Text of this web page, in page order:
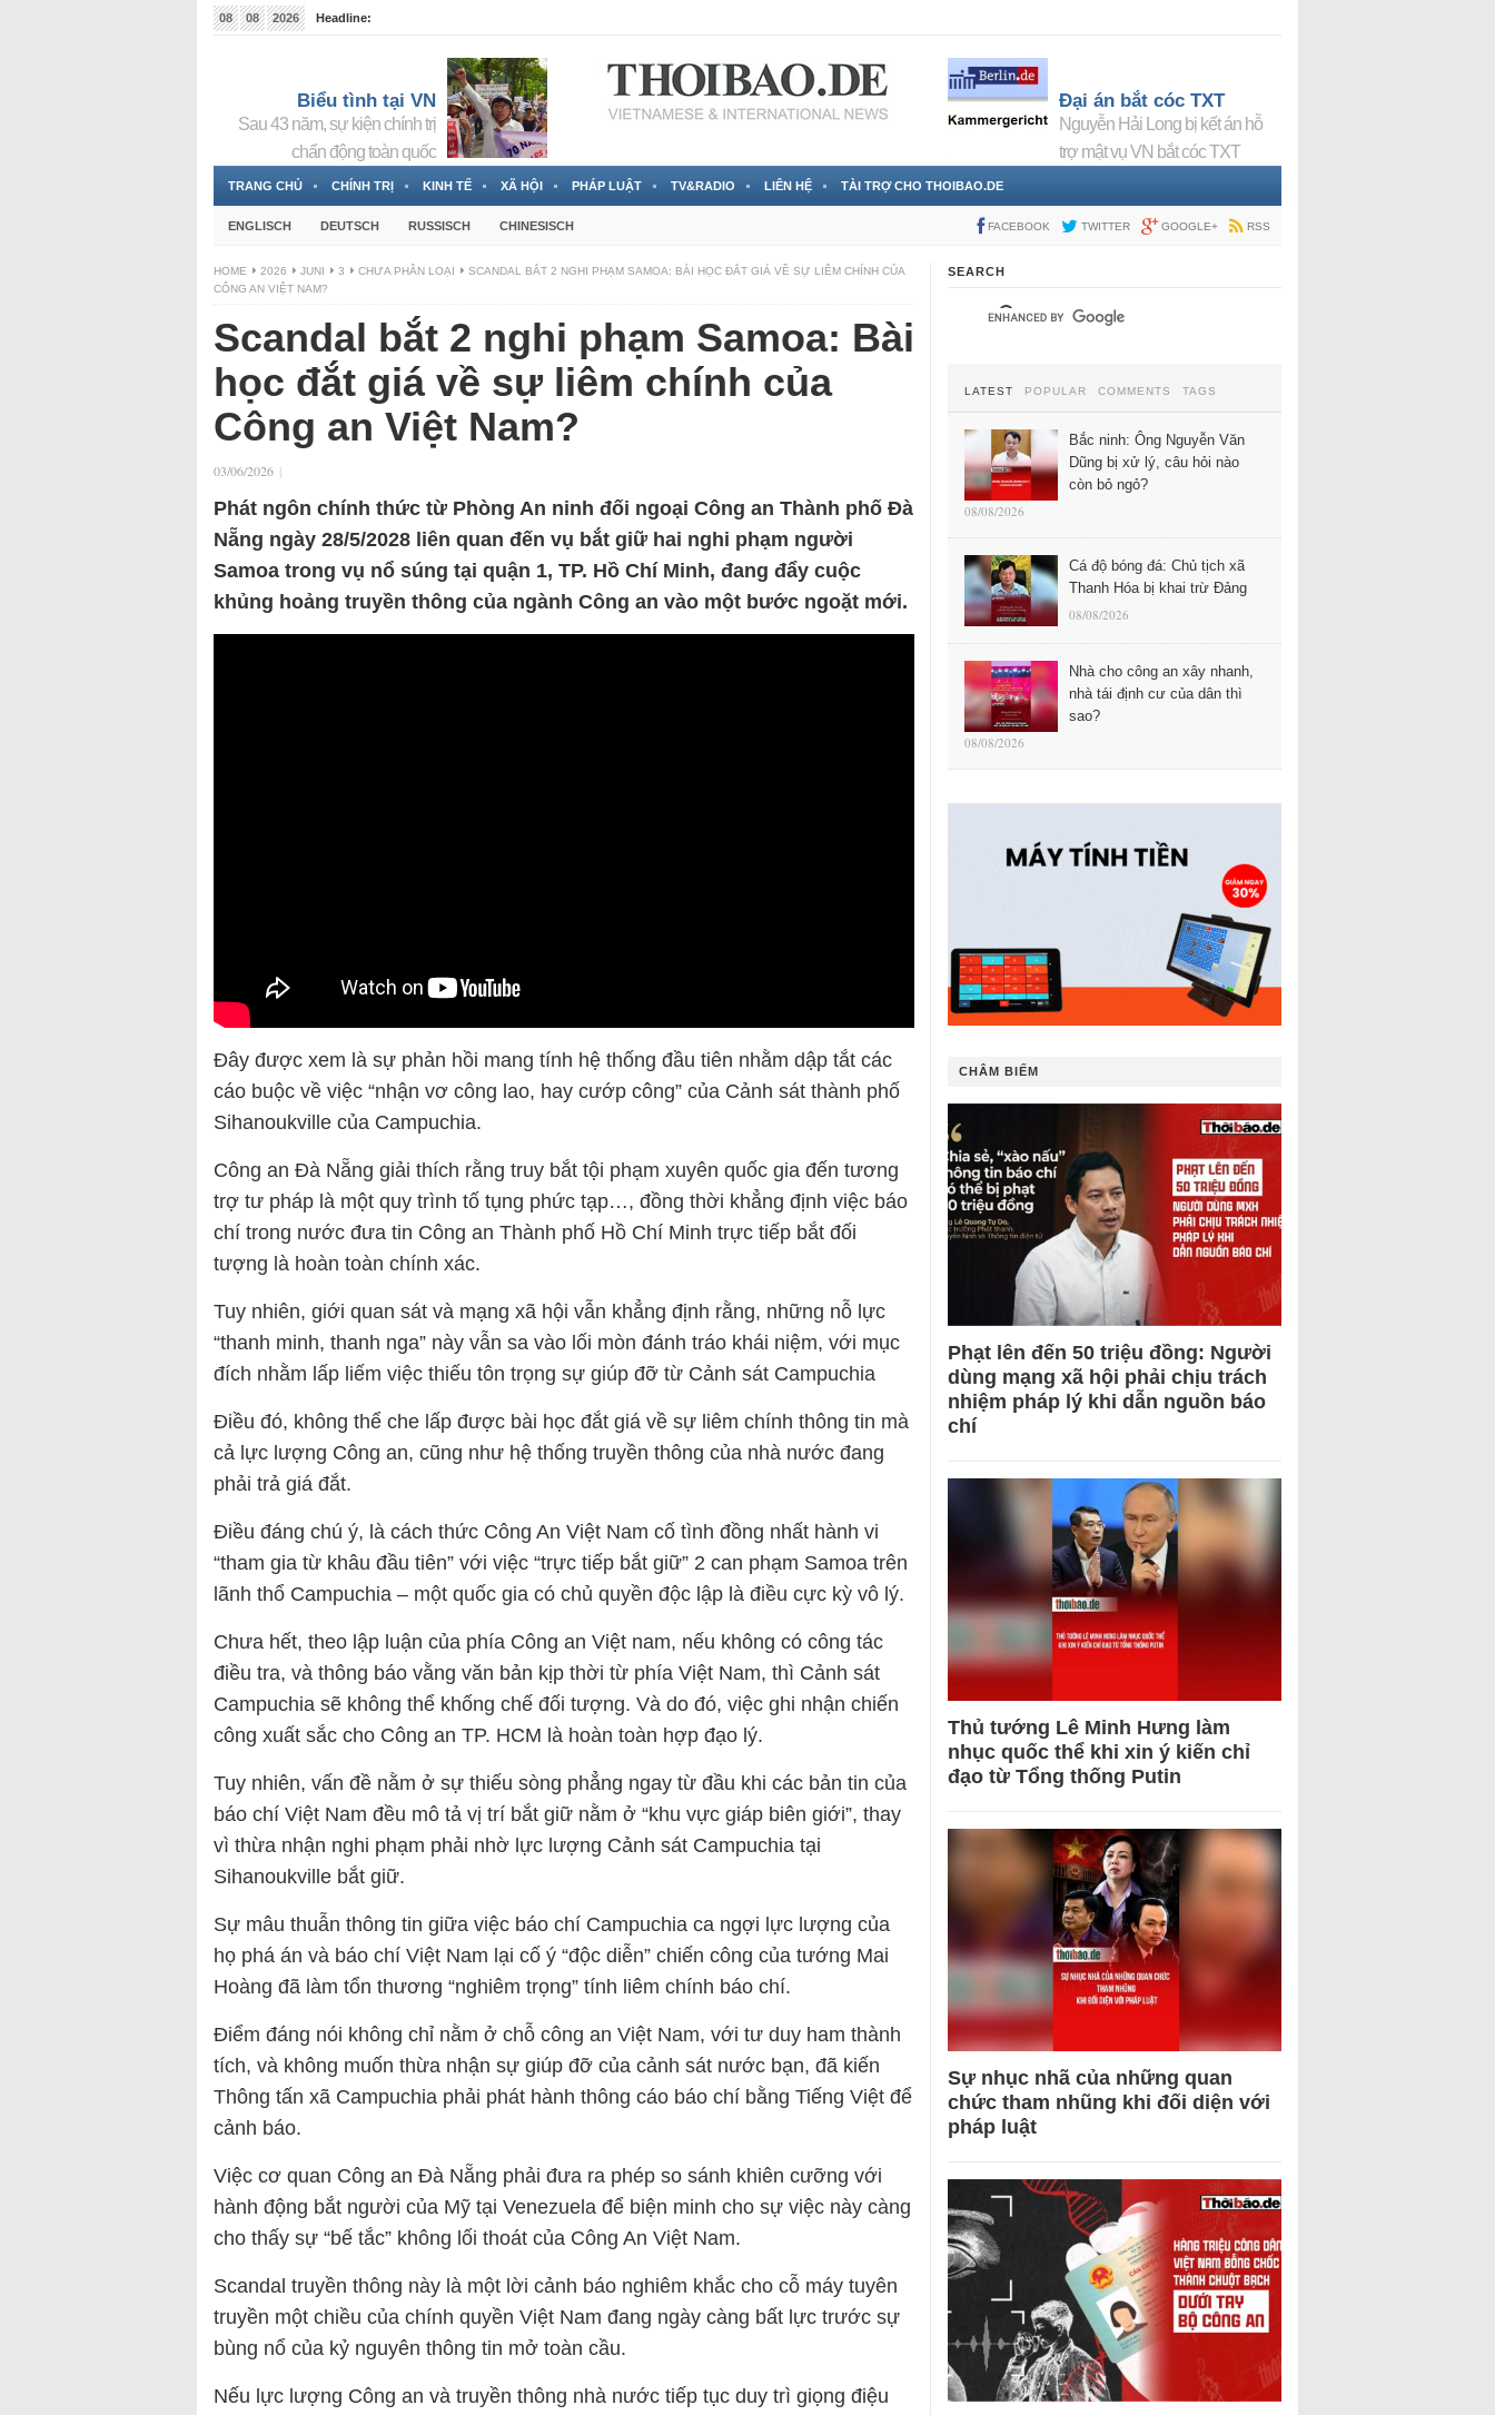
08 08 2026
Headline:
Biểu tình tại VN
Sau 43 năm, sự kiện chính trị
chấn động toàn quốc
Đại án bắt cóc TXT
Nguyễn Hải Long bị kết án hỗ
trợ mật vụ VN bắt cóc TXT
TRANG CHỦ CHÍNH TRỊ KINH TẾ XÃ HỘI PHÁP LUẬT TV&RADIO LIÊN HỆ TÀI TRỢ CHO THOIBAO.DE
ENGLISCH DEUTSCH RUSSISCH CHINESISCH FACEBOOK TWITTER GOOGLE+ RSS
HOME 2026 JUNI 3 CHƯA PHÂN LOẠI
SCANDAL BẮT 2 NGHI PHẠM SAMOA: BÀI HỌC ĐẮT GIÁ VỀ SỰ LIÊM CHÍNH CỦA
CÔNG AN VIỆT NAM?
Scandal bắt 2 nghi phạm Samoa: Bài
học đắt giá về sự liêm chính của
Công an Việt Nam?
03/06/2026 |
Phát ngôn chính thức từ Phòng An ninh đối ngoại Công an Thành phố Đà
Nẵng ngày 28/5/2028 liên quan đến vụ bắt giữ hai nghi phạm người
Samoa trong vụ nổ súng tại quận 1, TP. Hồ Chí Minh, đang đẩy cuộc
khủng hoảng truyền thông của ngành Công an vào một bước ngoặt mới.
Đây được xem là sự phản hồi mang tính hệ thống đầu tiên nhằm dập tắt các
cáo buộc về việc “nhận vơ công lao, hay cướp công” của Cảnh sát thành phố
Sihanoukville của Campuchia.
Công an Đà Nẵng giải thích rằng truy bắt tội phạm xuyên quốc gia đến tương
trợ tư pháp là một quy trình tố tụng phức tạp…, đồng thời khẳng định việc báo
chí trong nước đưa tin Công an Thành phố Hồ Chí Minh trực tiếp bắt đối
tượng là hoàn toàn chính xác.
Tuy nhiên, giới quan sát và mạng xã hội vẫn khẳng định rằng, những nỗ lực
“thanh minh, thanh nga” này vẫn sa vào lối mòn đánh tráo khái niệm, với mục
đích nhằm lấp liếm việc thiếu tôn trọng sự giúp đỡ từ Cảnh sát Campuchia
Điều đó, không thể che lấp được bài học đắt giá về sự liêm chính thông tin mà
cả lực lượng Công an, cũng như hệ thống truyền thông của nhà nước đang
phải trả giá đắt.
Điều đáng chú ý, là cách thức Công An Việt Nam cố tình đồng nhất hành vi
“tham gia từ khâu đầu tiên” với việc “trực tiếp bắt giữ” 2 can phạm Samoa trên
lãnh thổ Campuchia – một quốc gia có chủ quyền độc lập là điều cực kỳ vô lý.
Chưa hết, theo lập luận của phía Công an Việt nam, nếu không có công tác
điều tra, và thông báo vằng văn bản kịp thời từ phía Việt Nam, thì Cảnh sát
Campuchia sẽ không thể khống chế đối tượng. Và do đó, việc ghi nhận chiến
công xuất sắc cho Công an TP. HCM là hoàn toàn hợp đạo lý.
Tuy nhiên, vấn đề nằm ở sự thiếu sòng phẳng ngay từ đầu khi các bản tin của
báo chí Việt Nam đều mô tả vị trí bắt giữ nằm ở “khu vực giáp biên giới”, thay
vì thừa nhận nghi phạm phải nhờ lực lượng Cảnh sát Campuchia tại
Sihanoukville bắt giữ.
Sự mâu thuẫn thông tin giữa việc báo chí Campuchia ca ngợi lực lượng của
họ phá án và báo chí Việt Nam lại cố ý “độc diễn” chiến công của tướng Mai
Hoàng đã làm tổn thương “nghiêm trọng” tính liêm chính báo chí.
Điểm đáng nói không chỉ nằm ở chỗ công an Việt Nam, với tư duy ham thành
tích, và không muốn thừa nhận sự giúp đỡ của cảnh sát nước bạn, đã kiến
Thông tấn xã Campuchia phải phát hành thông cáo báo chí bằng Tiếng Việt để
cảnh báo.
Việc cơ quan Công an Đà Nẵng phải đưa ra phép so sánh khiên cưỡng với
hành động bắt người của Mỹ tại Venezuela để biện minh cho sự việc này càng
cho thấy sự “bế tắc” không lối thoát của Công An Việt Nam.
Scandal truyền thông này là một lời cảnh báo nghiêm khắc cho cỗ máy tuyên
truyền một chiều của chính quyền Việt Nam đang ngày càng bất lực trước sự
bùng nổ của kỷ nguyên thông tin mở toàn cầu.
Nếu lực lượng Công an và truyền thông nhà nước tiếp tục duy trì giọng điệu
SEARCH
LATEST POPULAR COMMENTS TAGS
Bắc ninh: Ông Nguyễn Văn
Dũng bị xử lý, câu hỏi nào
còn bỏ ngỏ?
08/08/2026
Cá độ bóng đá: Chủ tịch xã
Thanh Hóa bị khai trừ Đảng
08/08/2026
Nhà cho công an xây nhanh,
nhà tái định cư của dân thì
sao?
08/08/2026
CHÂM BIẾM
Phạt lên đến 50 triệu đồng: Người
dùng mạng xã hội phải chịu trách
nhiệm pháp lý khi dẫn nguồn báo
chí
Thủ tướng Lê Minh Hưng làm
nhục quốc thể khi xin ý kiến chỉ
đạo từ Tổng thống Putin
Sự nhục nhã của những quan
chức tham nhũng khi đối diện với
pháp luật